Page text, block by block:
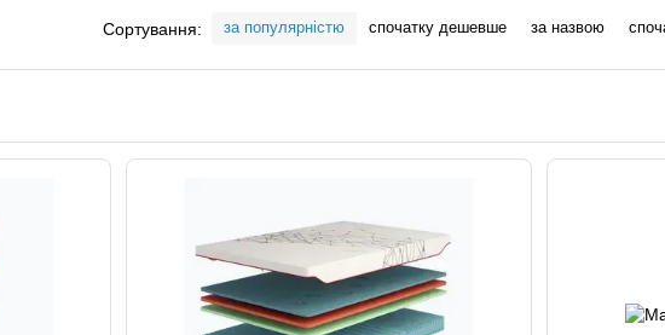
Сортування: за популярністю спочатку дешевше за назвою